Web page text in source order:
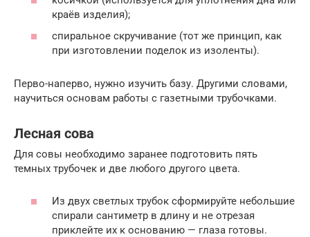
краёв изделия);
спиральное скручивание (тот же принцип, как
при изготовлении поделок из изоленты).
Перво-наперво, нужно изучить базу. Другими словами,
научиться основам работы с газетными трубочками.
Лесная сова
Для совы необходимо заранее подготовить пять
темных трубочек и две любого другого цвета.
Из двух светлых трубок сформируйте небольшие
спирали сантиметр в длину и не отрезая
приклейте их к основанию — глаза готовы.